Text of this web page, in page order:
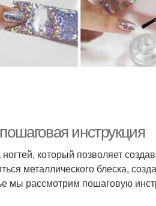
инструкция
который позволяет
металлического блеска,
мы рассмотрим пошаговую